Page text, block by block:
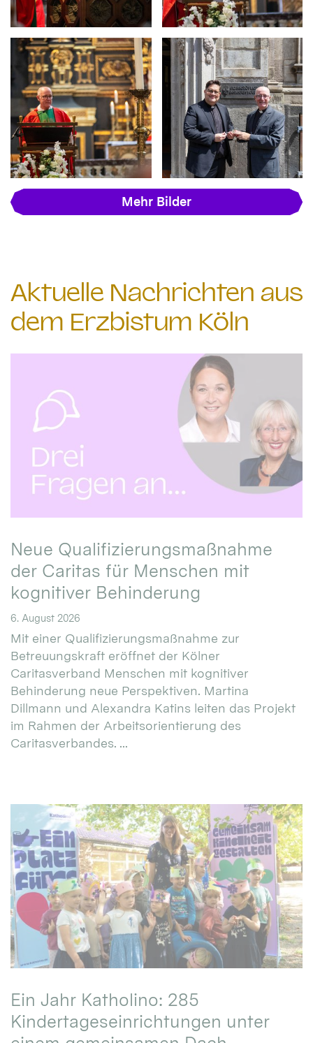
Mehr Bilder
Aktuelle Nachrichten aus
dem Erzbistum Köln
Neue Qualifizierungsmaßnahme
der Caritas für Menschen mit
kognitiver Behinderung
6. August 2026
Mit einer Qualifizierungsmaßnahme zur
Betreuungskraft eröffnet der Kölner
Caritasverband Menschen mit kognitiver
Behinderung neue Perspektiven. Martina
Dillmann und Alexandra Katins leiten das Projekt
im Rahmen der Arbeitsorientierung des
Caritasverbandes. ...
Ein Jahr Katholino: 285
Kindertageseinrichtungen unter